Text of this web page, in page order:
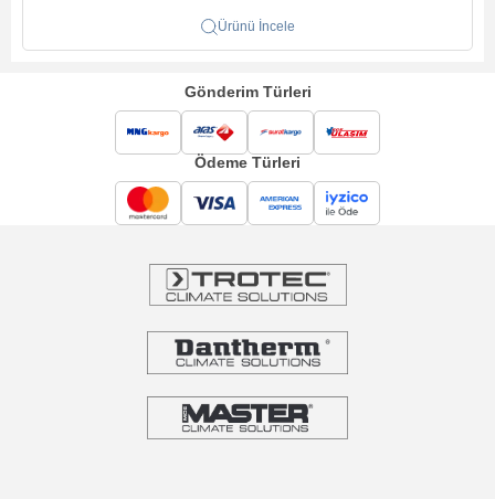
Ürünü İncele
Gönderim Türleri
Ödeme Türleri